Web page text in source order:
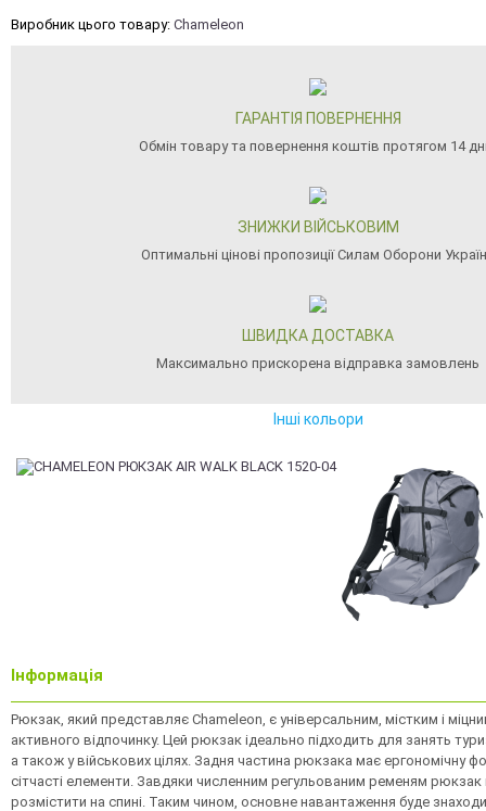
Виробник цього товару: Chameleon
ГАРАНТІЯ ПОВЕРНЕННЯ
Обмін товару та повернення коштів протягом 14
ЗНИЖКИ ВІЙСЬКОВИМ
Оптимальні цінові пропозиції Силам Оборони
ШВИДКА ДОСТАВКА
Максимально прискорена відправка замовлень
Інші кольори
Інформація
Рюкзак, який представляє Chameleon, є універсальним, містким і
активного відпочинку. Цей рюкзак ідеально підходить для занять
а також у військових цілях. Задня частина рюкзака має ергономічну
сітчасті елементи. Завдяки численним регульованим ременям
розмістити на спині. Таким чином, основне навантаження буде